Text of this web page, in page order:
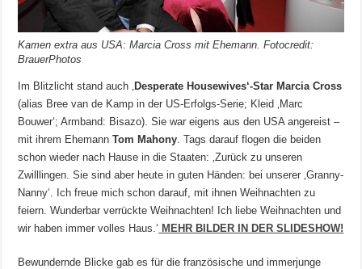
Kamen extra aus USA: Marcia Cross mit Ehemann. Fotocredit:
BrauerPhotos
Im Blitzlicht stand auch ‚Desperate Housewives‘-Star Marcia Cross
(alias Bree van de Kamp in der US-Erfolgs-Serie; Kleid ‚Marc
Bouwer‘; Armband: Bisazo). Sie war eigens aus den USA angereist –
mit ihrem Ehemann Tom Mahony . Tags darauf flogen die beiden
schon wieder nach Hause in die Staaten: ‚Zurück zu unseren
Zwilllingen. Sie sind aber heute in guten Händen: bei unserer ‚Granny-
Nanny‘. Ich freue mich schon darauf, mit ihnen Weihnachten zu
feiern. Wunderbar verrückte Weihnachten! Ich liebe Weihnachten und
wir haben immer volles Haus.‘ MEHR BILDER IN DER SLIDESHOW!
Bewundernde Blicke gab es für die französische und immerjunge